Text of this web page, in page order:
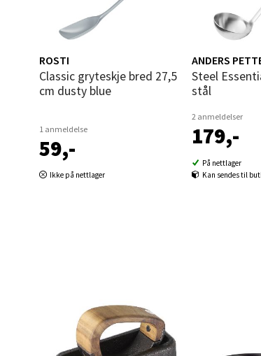
ROSTI
Classic gryteskje bred 27,5
cm dusty blue
1 anmeldelse
59,-
Ikke på nettlager
ANDERS
Steel Essentials øse 30 cm
stål
2 anmeldelser
179,-
På nettlager
Kan sendes til